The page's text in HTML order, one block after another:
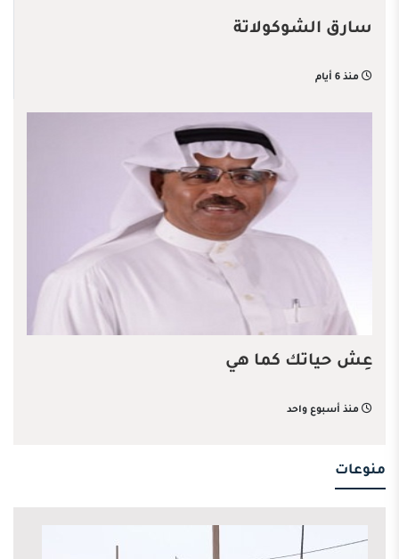
سارق الشوكولاتة
منذ 6 أيام
عِش حياتك كما هي
منذ أسبوع واحد
منوعات